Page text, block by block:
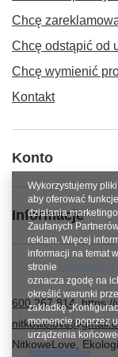
Chcę
Chcę odstąpić od
Chcę wymienić
Kontakt
Konto
Informacje
600 267 814 https://
NitkoweLove
Wykorzystujemy
aby oferować
działania
Zaufanych
reklam. Więcej
informacji na temat
stronie
oznacza zgodę na
określić warunki
zakładkę
momencie poprzez
urządzenia